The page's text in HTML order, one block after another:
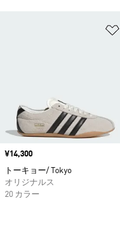
価格
¥14,300
トーキョー/ Tokyo
オリジナルス
20 カラー